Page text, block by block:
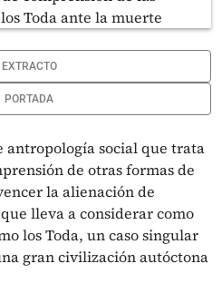
EXTRACTO
PORTADA
antropología social que trata
de otras formas de
la alienación de
lleva a considerar como
los Toda, un caso singular
gran civilización autóctona